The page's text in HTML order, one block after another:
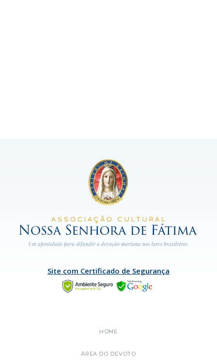
Site com Certificado de Segurança
HOME
ÁREA DO DEVOTO